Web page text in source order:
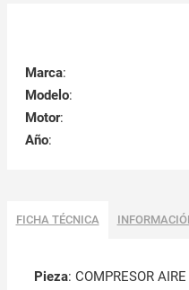
Marca:
Modelo:
Motor:
Año:
FICHA TÉCNICA
Pieza: COMPRESOR